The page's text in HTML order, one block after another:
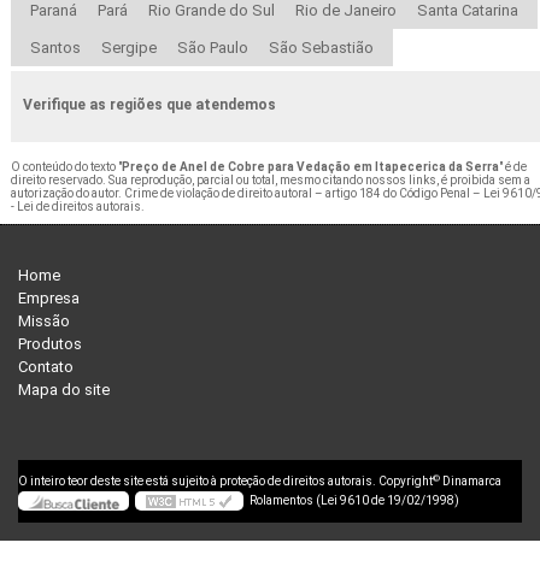
Paraná Pará Rio Grande do Sul Rio de Janeiro Santa Catarina
Santos Sergipe São Paulo São Sebastião
Verifique as regiões que atendemos
O conteúdo do texto "Preço de Anel de Cobre para Vedação em Itapecerica da Serra" é de
direito reservado. Sua reprodução, parcial ou total, mesmo citando nossos links, é proibida sem a
autorização do autor. Crime de violação de direito autoral – artigo 184 do Código Penal – Lei 9610/
- Lei de direitos autorais.
Home
Empresa
Missão
Produtos
Contato
Mapa do site
O inteiro teor deste site está sujeito à proteção de direitos autorais. Copyright© Dinamarca
Rolamentos (Lei 9610 de 19/02/1998)